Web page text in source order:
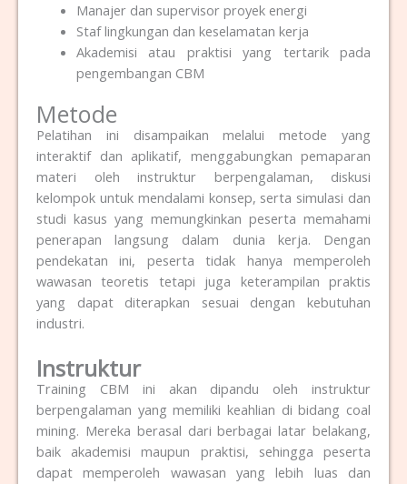
Manajer dan supervisor proyek energi
Staf lingkungan dan keselamatan kerja
Akademisi atau praktisi yang tertarik pada
pengembangan CBM
Metode
Pelatihan ini disampaikan melalui metode yang
interaktif dan aplikatif, menggabungkan pemaparan
materi oleh instruktur berpengalaman, diskusi
kelompok untuk mendalami konsep, serta simulasi dan
studi kasus yang memungkinkan peserta memahami
penerapan langsung dalam dunia kerja. Dengan
pendekatan ini, peserta tidak hanya memperoleh
wawasan teoretis tetapi juga keterampilan praktis
yang dapat diterapkan sesuai dengan kebutuhan
industri.
Instruktur
Training CBM ini akan dipandu oleh instruktur
berpengalaman yang memiliki keahlian di bidang coal
mining. Mereka berasal dari berbagai latar belakang,
baik akademisi maupun praktisi, sehingga peserta
dapat memperoleh wawasan yang lebih luas dan